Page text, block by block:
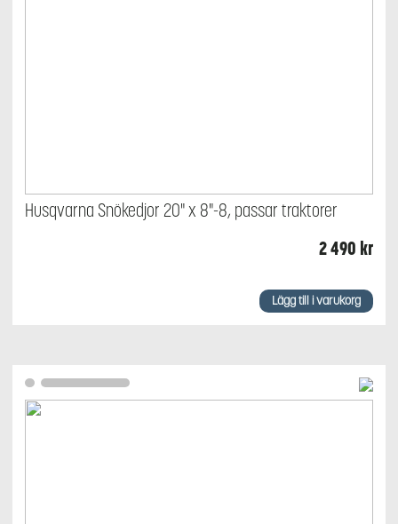
Husqvarna Snökedjor 20" x 8"-8, passar traktorer
2 490 kr
Lägg till i varukorg